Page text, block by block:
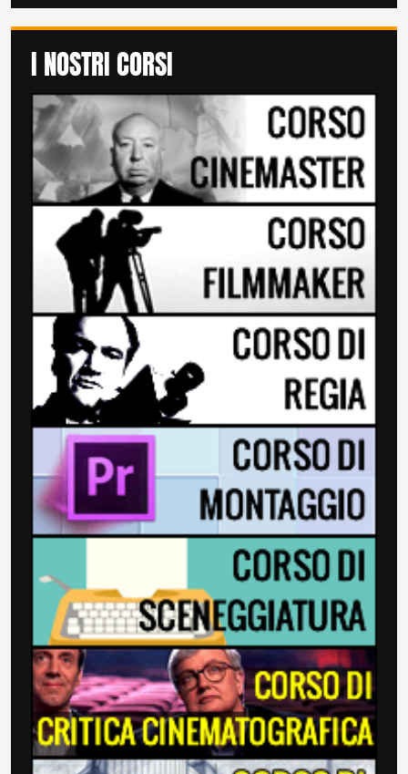
I NOSTRI CORSI